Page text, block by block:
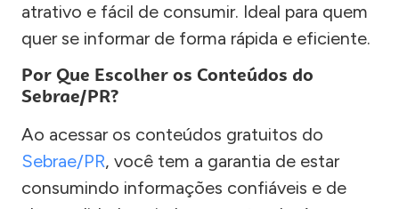
atrativo e fácil de consumir. Ideal para quem
quer se informar de forma rápida e eficiente.
Por Que Escolher os Conteúdos do
Sebrae/PR?
Ao acessar os conteúdos gratuitos do
Sebrae/PR, você tem a garantia de estar
consumindo informações confiáveis e de